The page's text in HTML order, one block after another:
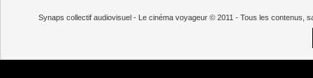
Synaps collectif audiovisuel - Le cinéma voyageur © 2011 - Tous les contenus,